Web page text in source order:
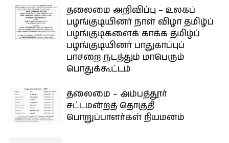
தலைமை அறிவிப்பு – உலகப்
பழங்குடியினர் நாள் விழா தமிழ்ப்
பழங்குடிகளைக் காக்க தமிழ்ப்
பழங்குடியினர் பாதுகாப்புப்
பாசறை நடத்தும் மாபெரும்
பொதுக்கூட்டம்
தலைமை – அம்பத்தூர்
சட்டமன்றத் தொகுதி
பொறுப்பாளர்கள் நியமனம்